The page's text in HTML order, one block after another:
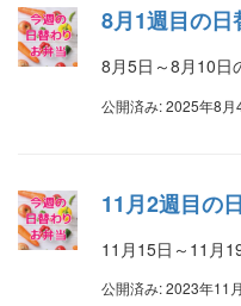
8月1週目の日
8月5日～8月10日
公開済み: 2025年8月
11月2週目の
11月15日～11月
公開済み: 2023年11